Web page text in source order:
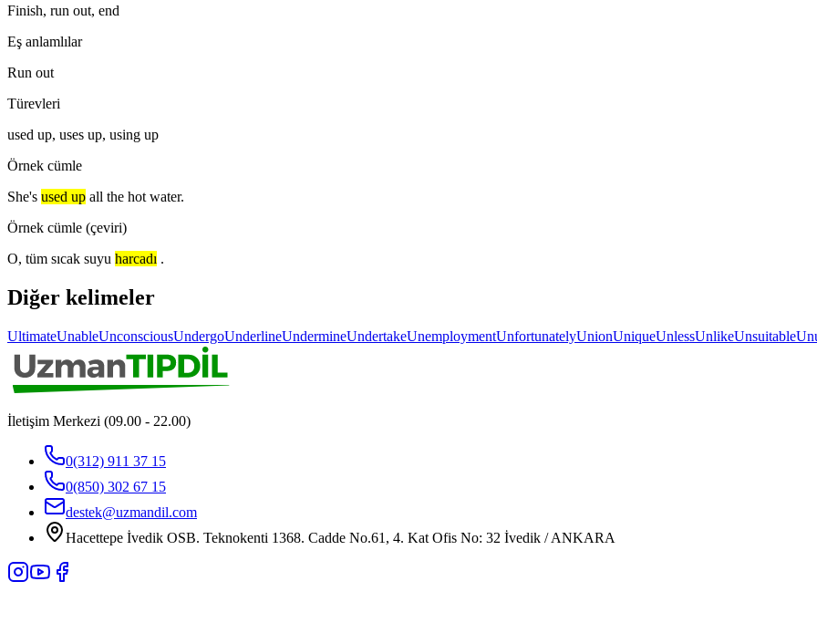
Finish, run out, end
Eş anlamlılar
Run out
Türevleri
used up, uses up, using up
Örnek cümle
She's used up all the hot water.
Örnek cümle (çeviri)
O, tüm sıcak suyu harcadı .
Diğer kelimeler
UltimateUnableUnconsciousUndergoUnderlineUndermineUndertakeUnemploymentUnfortunatelyUnionUniqueUnlessUnlikeUnsuitable
İletişim Merkezi (09.00 - 22.00)
0(312) 911 37 15
0(850) 302 67 15
destek@uzmandil.com
Hacettepe İvedik OSB. Teknokenti 1368. Cadde No.61, 4. Kat Ofis No: 32 İvedik / ANKARA